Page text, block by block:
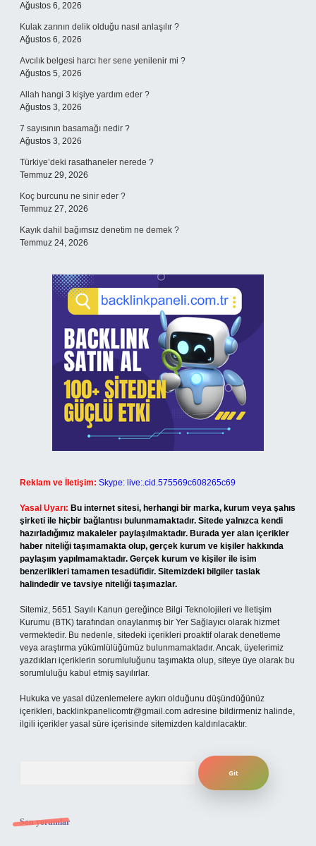
Ağustos 6, 2026
Kulak zarının delik olduğu nasıl anlaşılır ?
Ağustos 6, 2026
Avcılık belgesi harcı her sene yenilenir mi ?
Ağustos 5, 2026
Allah hangi 3 kişiye yardım eder ?
Ağustos 3, 2026
7 sayısının basamağı nedir ?
Ağustos 3, 2026
Türkiye’deki rasathaneler nerede ?
Temmuz 29, 2026
Koç burcunu ne sinir eder ?
Temmuz 27, 2026
Kayık dahil bağımsız denetim ne demek ?
Temmuz 24, 2026
Reklam ve İletişim: Skype: live:.cid.575569c608265c69
Yasal Uyarı: Bu internet sitesi, herhangi bir marka, kurum veya şahıs
şirketi ile hiçbir bağlantısı bulunmamaktadır. Sitede yalnızca kendi
hazırladığımız makaleler paylaşılmaktadır. Burada yer alan içerikler
haber niteliği taşımamakta olup, gerçek kurum ve kişiler hakkında
paylaşım yapılmamaktadır. Gerçek kurum ve kişiler ile isim
benzerlikleri tamamen tesadüfidir. Sitemizdeki bilgiler taslak
halindedir ve tavsiye niteliği taşımazlar.
Sitemiz, 5651 Sayılı Kanun gereğince Bilgi Teknolojileri ve İletişim
Kurumu (BTK) tarafından onaylanmış bir Yer Sağlayıcı olarak hizmet
vermektedir. Bu nedenle, sitedeki içerikleri proaktif olarak denetleme
veya araştırma yükümlülüğümüz bulunmamaktadır. Ancak, üyelerimiz
yazdıkları içeriklerin sorumluluğunu taşımakta olup, siteye üye olarak bu
sorumluluğu kabul etmiş sayılırlar.
Hukuka ve yasal düzenlemelere aykırı olduğunu düşündüğünüz
içerikleri, backlinkpanelicomtr@gmail.com adresine bildirmeniz halinde,
ilgili içerikler yasal süre içerisinde sitemizden kaldırılacaktır.
Son yorumlar